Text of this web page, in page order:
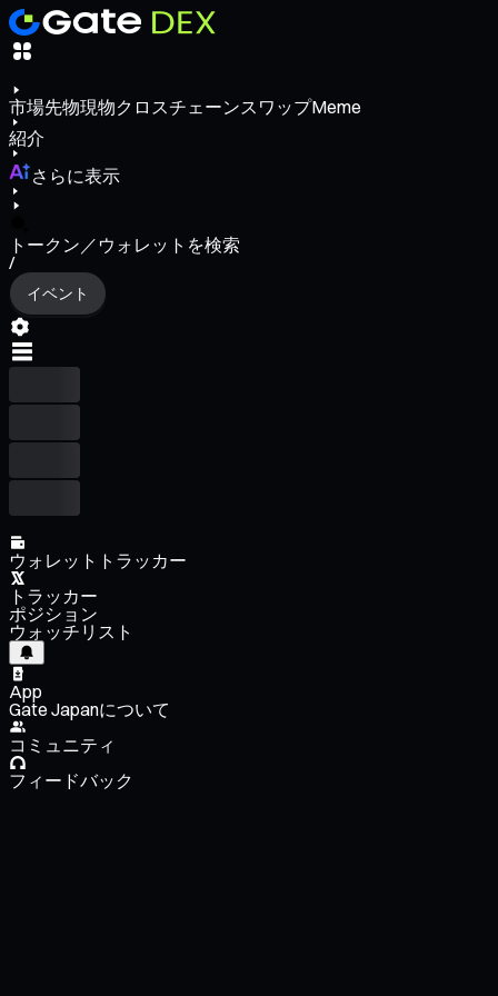
市場先物現物クロスチェーンスワップMeme
紹介
さらに表示
トークン／ウォレットを検索
/
イベント
ウォレットトラッカー
トラッカー
ポジション
ウォッチリスト
App
Gate Japanについて
コミュニティ
フィードバック